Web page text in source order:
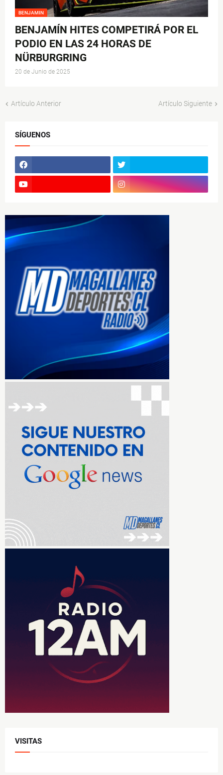
BENJAMIN
BENJAMÍN HITES COMPETIRÁ POR EL
PODIO EN LAS 24 HORAS DE
NÜRBURGRING
20 de Junio de 2025
Artículo Anterior Artículo Siguiente
SÍGUENOS
VISITAS